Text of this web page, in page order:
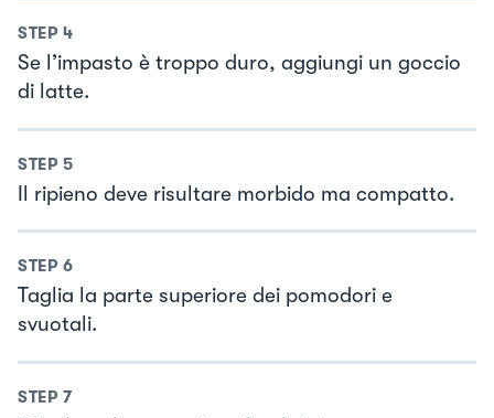
STEP 4
Se l’impasto è troppo duro, aggiungi un goccio
di latte.
STEP 5
Il ripieno deve risultare morbido ma compatto.
STEP 6
Taglia la parte superiore dei pomodori e
svuotali.
STEP 7